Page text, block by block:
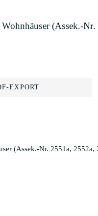
(Assek.-
EXPORT
(Assek.-Nr. 2551a,